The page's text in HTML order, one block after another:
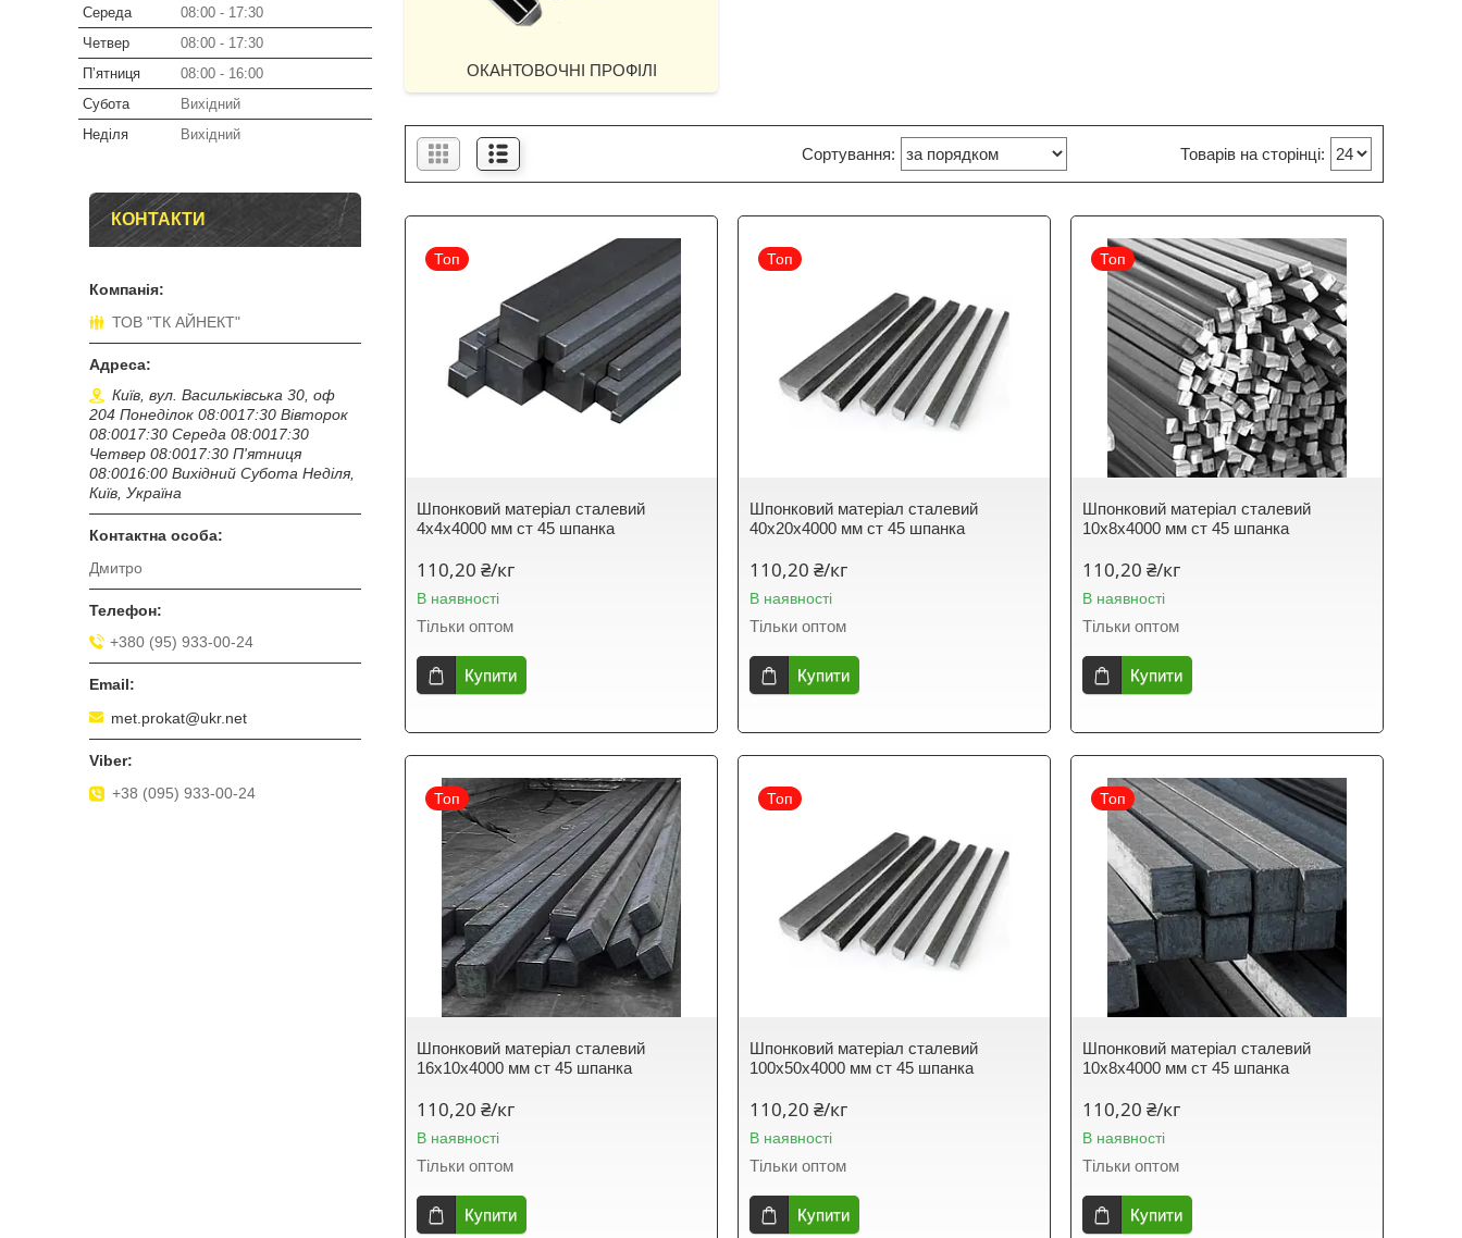
ОКАНТОВОЧНІ ПРОФІЛІ
Топ
Шпонковий матеріал сталевий
4х4х4000 мм ст 45 шпанка
110,20 ₴/кг
В наявності
Тільки оптом
Купити
Топ
Шпонковий матеріал сталевий
40х20х4000 мм ст 45 шпанка
110,20 ₴/кг
В наявності
Тільки оптом
Купити
Топ
Шпонковий матеріал сталевий
10х8х4000 мм ст 45 шпанка
110,20 ₴/кг
В наявності
Тільки оптом
Купити
Топ
Шпонковий матеріал сталевий
16х10х4000 мм ст 45 шпанка
110,20 ₴/кг
В наявності
Тільки оптом
Купити
Топ
Шпонковий матеріал сталевий
100х50х4000 мм ст 45 шпанка
110,20 ₴/кг
В наявності
Тільки оптом
Купити
Топ
Шпонковий матеріал сталевий
10х8х4000 мм ст 45 шпанка
110,20 ₴/кг
В наявності
Тільки оптом
Купити
Середа
08:00
17:30
Четвер
08:00
17:30
Пʼятниця
08:00
16:00
Субота
Вихідний
Неділя
Вихідний
КОНТАКТИ
ТОВ "ТК АЙНЕКТ"
Київ, вул. Васильківська 30, оф
204 Понеділок 08:0017:30 Вівторок
08:0017:30 Середа 08:0017:30
Четвер 08:0017:30 П'ятниця
08:0016:00 Вихідний Субота Неділя,
Київ, Україна
Дмитро
+380 (95) 933-00-24
met.prokat@ukr.net
+38 (095) 933-00-24